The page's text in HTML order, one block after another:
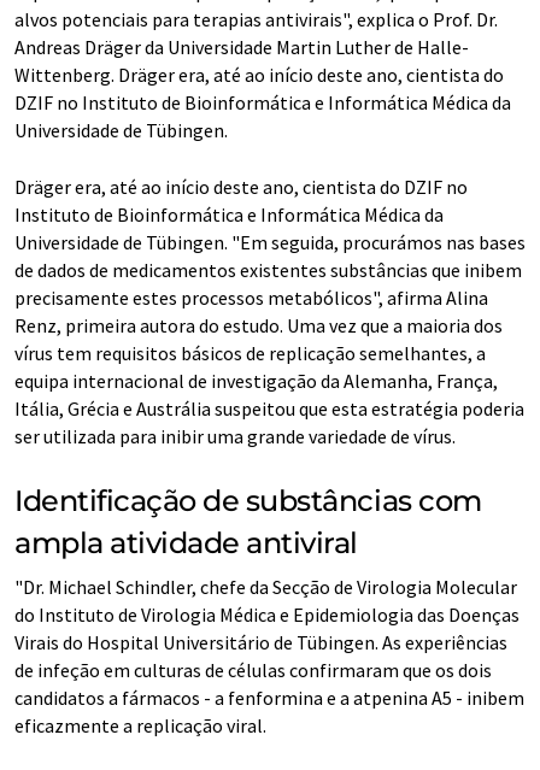
alvos potenciais para terapias antivirais", explica o Prof. Dr.
Andreas Dräger da Universidade Martin Luther de Halle-
Wittenberg. Dräger era, até ao início deste ano, cientista do
DZIF no Instituto de Bioinformática e Informática Médica da
Universidade de Tübingen.
Dräger era, até ao início deste ano, cientista do DZIF no
Instituto de Bioinformática e Informática Médica da
Universidade de Tübingen. "Em seguida, procurámos nas bases
de dados de medicamentos existentes substâncias que inibem
precisamente estes processos metabólicos", afirma Alina
Renz, primeira autora do estudo. Uma vez que a maioria dos
vírus tem requisitos básicos de replicação semelhantes, a
equipa internacional de investigação da Alemanha, França,
Itália, Grécia e Austrália suspeitou que esta estratégia poderia
ser utilizada para inibir uma grande variedade de vírus.
Identificação de substâncias com
ampla atividade antiviral
"Dr. Michael Schindler, chefe da Secção de Virologia Molecular
do Instituto de Virologia Médica e Epidemiologia das Doenças
Virais do Hospital Universitário de Tübingen. As experiências
de infeção em culturas de células confirmaram que os dois
candidatos a fármacos - a fenformina e a atpenina A5 - inibem
eficazmente a replicação viral.